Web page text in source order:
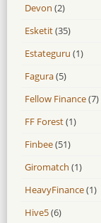
Devon (2)
Esketit(35)
Estateguru (1)
Fagura(5)
Fellow Finance(7)
FF Forest(1)
Finbee(51)
Giromatch (1)
HeavyFinance(1)
Hive5(6)